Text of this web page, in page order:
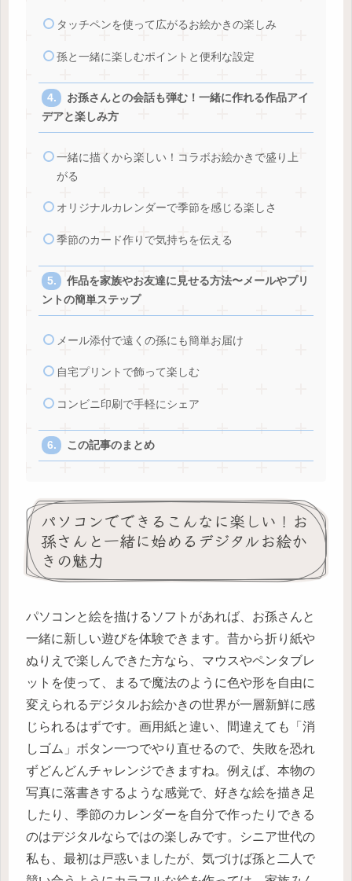
タッチペンを使って広がるお絵かきの楽しみ
孫と一緒に楽しむポイントと便利な設定
お孫さんとの会話も弾む！一緒に作れる作品アイ
デアと楽しみ方
一緒に描くから楽しい！コラボお絵かきで盛り上
がる
オリジナルカレンダーで季節を感じる楽しさ
季節のカード作りで気持ちを伝える
作品を家族やお友達に見せる方法〜メールやプリ
ントの簡単ステップ
メール添付で遠くの孫にも簡単お届け
自宅プリントで飾って楽しむ
コンビニ印刷で手軽にシェア
この記事のまとめ
パソコンでできるこんなに楽しい！お
孫さんと一緒に始めるデジタルお絵か
きの魅力
パソコンと絵を描けるソフトがあれば、お孫さんと
一緒に新しい遊びを体験できます。昔から折り紙や
ぬりえで楽しんできた方なら、マウスやペンタブレ
ットを使って、まるで魔法のように色や形を自由に
変えられるデジタルお絵かきの世界が一層新鮮に感
じられるはずです。画用紙と違い、間違えても「消
しゴム」ボタン一つでやり直せるので、失敗を恐れ
ずどんどんチャレンジできますね。例えば、本物の
写真に落書きするような感覚で、好きな絵を描き足
したり、季節のカレンダーを自分で作ったりできる
のはデジタルならではの楽しみです。シニア世代の
私も、最初は戸惑いましたが、気づけば孫と二人で